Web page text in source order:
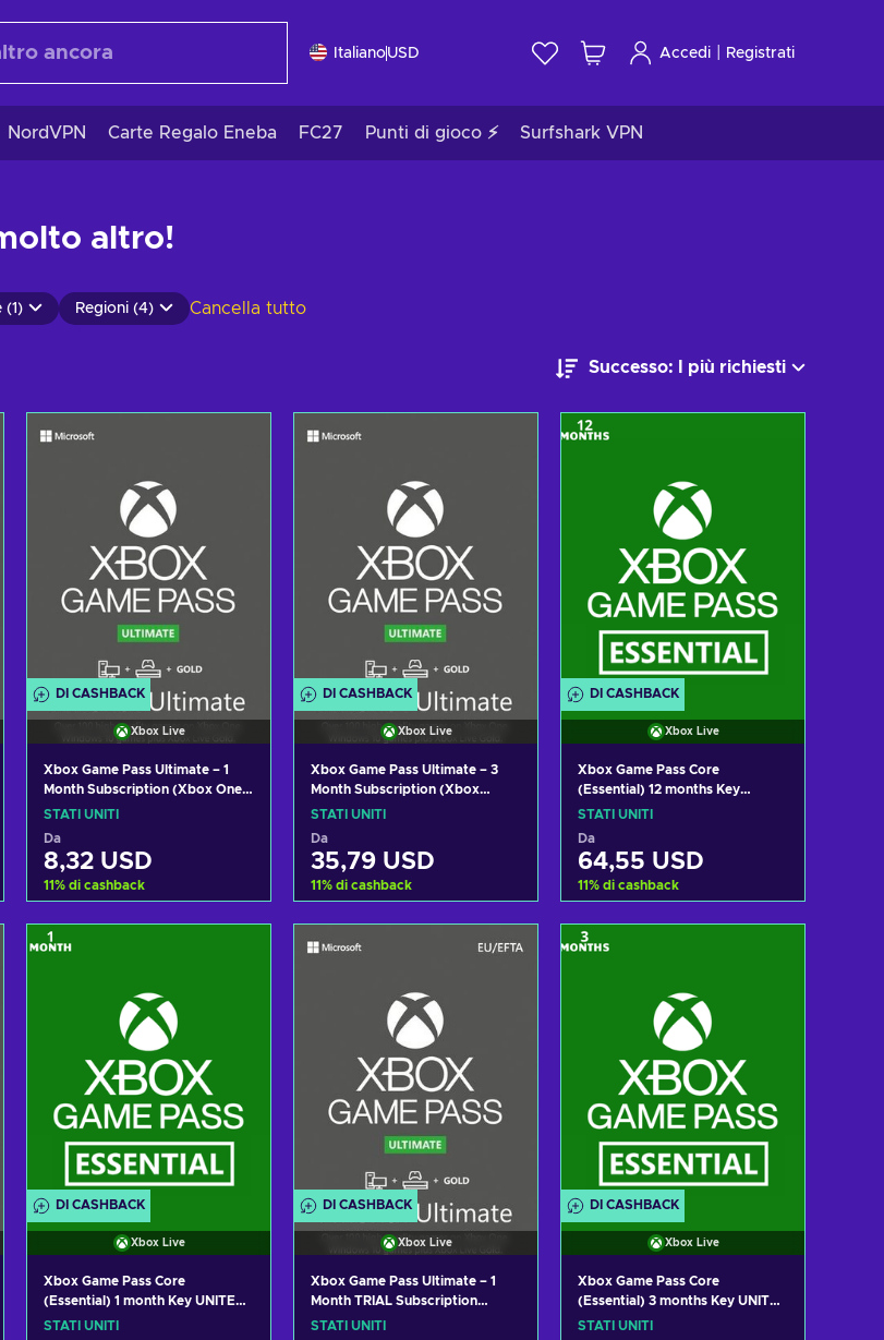
ItalianoUSD Accedi Registrati
NordVPN Carte Regalo Eneba FC27 Punti di gioco ⚡ Surfshark VPN
altro!
(1) Regioni (4) Cancella tutto
Successo: I più richiesti
DI CASHBACK
Xbox Live
Xbox Game Pass Ultimate – 1
Month Subscription (Xbox One/
Windows 10) non-stackable
STATI UNITI
Da
8,32 USD
11% di cashback
DI CASHBACK
Xbox Live
Xbox Game Pass Ultimate – 3
Month Subscription (Xbox
One/Windows 10) Xbox Live Key
STATI UNITI
Da
35,79 USD
11% di cashback
DI CASHBACK
Xbox Live
Xbox Game Pass Core
(Essential) 12 months Key
UNITED STATES
STATI UNITI
Da
64,55 USD
11% di cashback
DI CASHBACK
Xbox Live
Xbox Game Pass Core
(Essential) 1 month Key UNITED
STATES
STATI UNITI
DI CASHBACK
Xbox Live
Xbox Game Pass Ultimate – 1
Month TRIAL Subscription
(Xbox/Windows) Non-stackable
STATI UNITI
DI CASHBACK
Xbox Live
Xbox Game Pass Core
(Essential) 3 months Key UNITED
STATES
STATI UNITI